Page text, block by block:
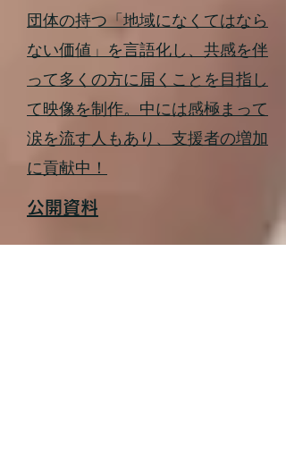
団体の持つ「地域になくてはなら
ない価値」を言語化し、共感を伴
って多くの方に届くことを目指し
て映像を制作。中には感極まって
涙を流す人もあり、支援者の増加
に貢献中！
公開資料